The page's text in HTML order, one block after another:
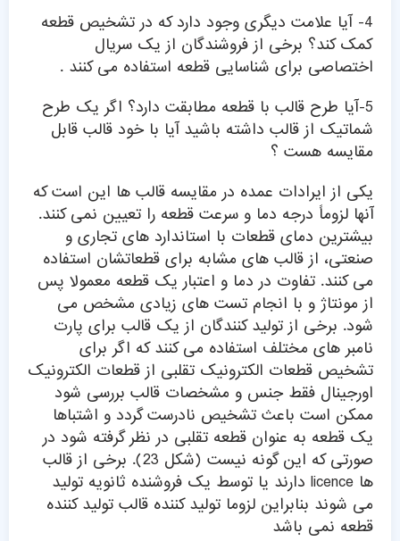
4- آیا علامت دیگری وجود دارد که در تشخیص قطعه
کمک کند؟ برخی از فروشندگان از یک سریال
اختصاصی برای شناسایی قطعه استفاده می کنند .
5-آیا طرح قالب با قطعه مطابقت دارد؟ اگر یک طرح
شماتیک از قالب داشته باشید آیا با خود قالب قابل
مقایسه هست ؟
یکی از ایرادات عمده در مقایسه قالب ها این است که
آنها لزوماً درجه دما و سرعت قطعه را تعیین نمی کنند.
بیشترین دمای قطعات با استاندارد های تجاری و
صنعتی، از قالب های مشابه برای قطعاتشان استفاده
می کنند. تفاوت در دما و اعتبار یک قطعه معمولا پس
از مونتاژ و با انجام تست های زیادی مشخص می
شود. برخی از تولید کنندگان از یک قالب برای پارت
نامبر های مختلف استفاده می کنند که اگر برای
تشخیص قطعات الکترونیک تقلبی از قطعات الکترونیک
اورجینال فقط جنس و مشخصات قالب بررسی شود
ممکن است باعث تشخیص نادرست گردد و اشتباها
یک قطعه به عنوان قطعه تقلبی در نظر گرفته شود در
صورتی که این گونه نیست (شکل 23). برخی از قالب
ها licence دارند یا توسط یک فروشنده ثانویه تولید
می شوند بنابراین لزوما تولید کننده قالب تولید کننده
قطعه نمی باشد